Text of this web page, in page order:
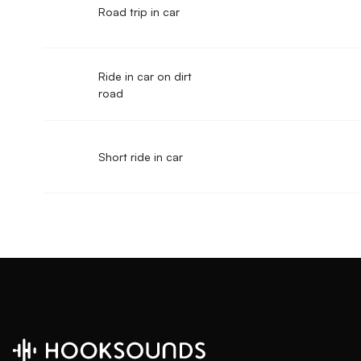
Road trip in car
Ride in car on dirt
road
Short ride in car